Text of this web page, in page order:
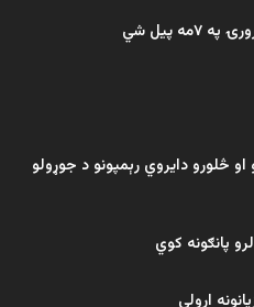
څلورو دایروي رېمپونو د جوړولو
اړولي